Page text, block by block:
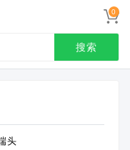
0
搜索
头